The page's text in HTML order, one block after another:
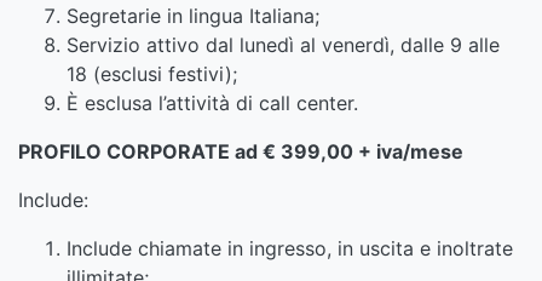
Segretarie in lingua Italiana;
Servizio attivo dal lunedì al venerdì, dalle 9 alle
18 (esclusi festivi);
È esclusa l’attività di call center.
PROFILO CORPORATE ad € 399,00 + iva/mese
Include:
Include chiamate in ingresso, in uscita e inoltrate